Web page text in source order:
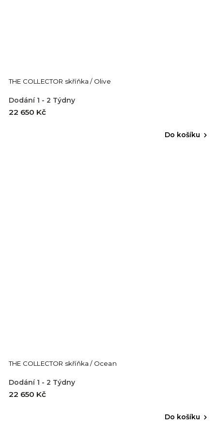
THE COLLECTOR skříňka / Olive
Dodání 1 - 2 Týdny
22 650 Kč
Do košíku
THE COLLECTOR skříňka / Ocean
Dodání 1 - 2 Týdny
22 650 Kč
Do košíku